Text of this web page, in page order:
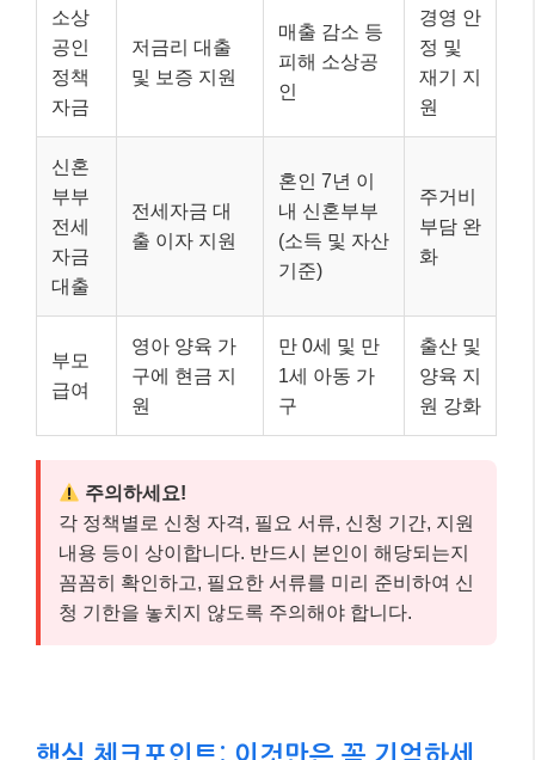
소상
공인
정책
자금
저금리 대출
및 보증 지원
매출 감소 등
피해 소상공
인
경영 안
정 및
재기 지
원
신혼
부부
전세
자금
대출
전세자금 대
출 이자 지원
혼인 7년 이
내 신혼부부
(소득 및 자산
기준)
주거비
부담 완
화
부모
급여
영아 양육 가
구에 현금 지
원
만 0세 및 만
1세 아동 가
구
출산 및
양육 지
원 강화
주의하세요!
각 정책별로 신청 자격, 필요 서류, 신청 기간, 지원
내용 등이 상이합니다. 반드시 본인이 해당되는지
꼼꼼히 확인하고, 필요한 서류를 미리 준비하여 신
청 기한을 놓치지 않도록 주의해야 합니다.